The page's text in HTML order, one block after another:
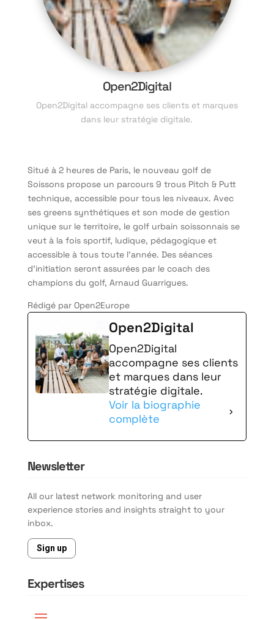
Open2Digital
Open2Digital accompagne ses clients et marques
dans leur stratégie digitale.
Situé à 2 heures de Paris, le nouveau golf de
Soissons propose un parcours 9 trous Pitch & Putt
technique, accessible pour tous les niveaux. Avec
ses greens synthétiques et son mode de gestion
unique sur le territoire, le golf urbain soissonnais se
veut à la fois sportif, ludique, pédagogique et
accessible à tous toute l’année. Des séances
d’initiation seront assurées par le coach des
champions du golf, Arnaud Guarrigues.
Rédigé par Open2Europe
Open2Digital
Open2Digital
accompagne ses clients
et marques dans leur
stratégie digitale.
Voir la biographie
complète
Newsletter
All our latest network monitoring and user
experience stories and insights straight to your
inbox.
Sign up
Expertises